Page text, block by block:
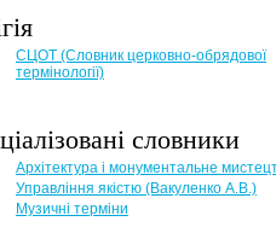
СЦОТ (Словник церковно-обрядової
термінології)
словники
Архітектура і монументальне
Управління якістю (Вакуленко А.В.)
Музичні терміни